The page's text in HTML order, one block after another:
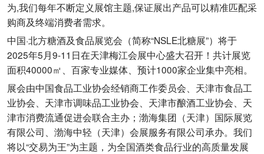
为,我们每年不断定义展馆主题,保证展出产品可以精准匹配采
购商及终端消费者需求。
中国·北方糖酒及食品展览会（简称“NSLE北糖展”）将于
2025年5月9-11日在天津梅江会展中心盛大召开！共计展览
面积40000㎡、百家专业媒体、预计1000家企业集中亮相。
展会由中国食品工业协会经销商工作委员会、天津市食品工
业协会、天津市调味品工业协会、天津市酿酒工业协会、天
津市消费流通促进会联合主办；渤海集团（天津）国际展览
有限公司、渤海中轻（天津）会展服务有限公司承办。我们
将以“交易为王”为主题，为全国酒类食品行业的高质量发展